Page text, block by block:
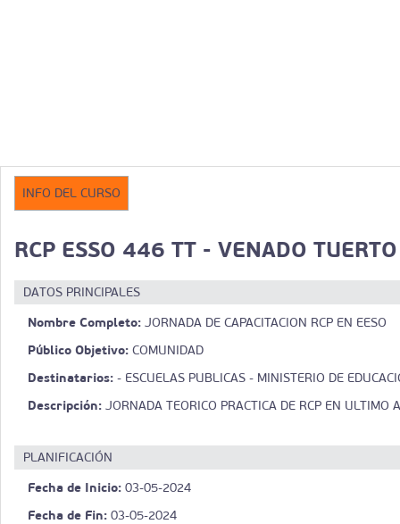
INFO DEL CURSO
RCP ESSO 446 TT - VENADO TUERTO
DATOS PRINCIPALES
Nombre Completo: JORNADA DE CAPACITACION RCP EN EESO
Público Objetivo: COMUNIDAD
Destinatarios: - ESCUELAS PUBLICAS - MINISTERIO DE
Descripción: JORNADA TEORICO PRACTICA DE RCP EN ULTIMO
PLANIFICACIÓN
Fecha de Inicio: 03-05-2024
Fecha de Fin: 03-05-2024